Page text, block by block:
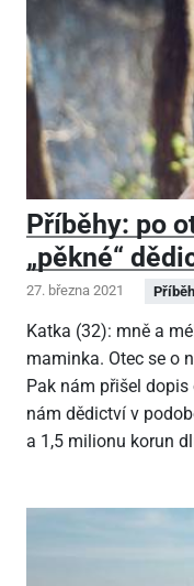
Příběhy: po
„pěkné“
27. března 2021
Katka (32): mně a
maminka. Otec se o
Pak nám přišel
nám dědictví v
a 1,5 milionu korun